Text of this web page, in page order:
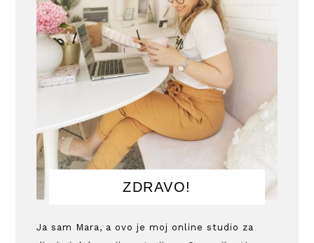
ZDRAVO!
Ja sam Mara, a ovo je moj online studio za